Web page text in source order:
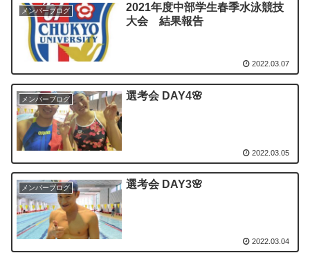
メンバーブログ
2021年度中部学生春季水泳競技
大会 結果報告
2022.03.07
メンバーブログ 選考会 DAY4🌸
2022.03.05
メンバーブログ 選考会 DAY3🌸
2022.03.04